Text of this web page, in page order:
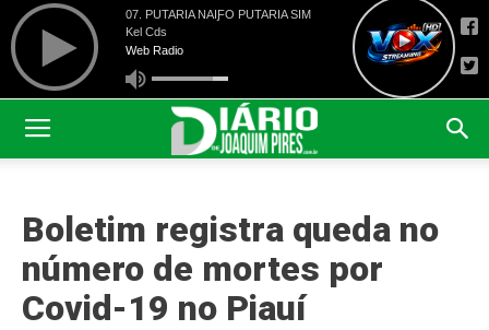
Boletim registra queda no
número de mortes por
Covid-19 no Piauí